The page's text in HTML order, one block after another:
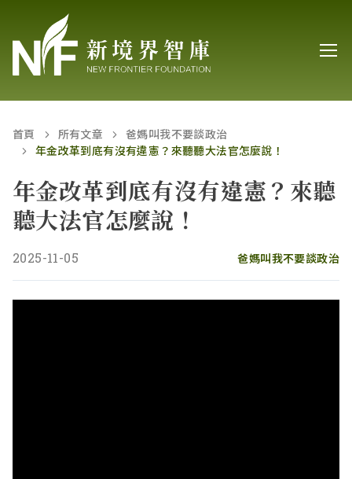
首頁 所有文章
爸媽叫我不要談政治
年金改革到底有沒有違憲？來聽聽大法官怎麼說！
年金改革到底有沒有違憲？來聽
聽大法官怎麼說！
2025-11-05 爸媽叫我不要談政治